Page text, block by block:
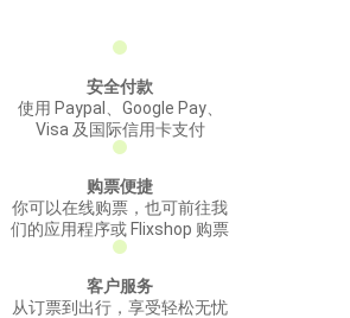
安全付款
使用 Paypal、Google Pay、
Visa 及国际信用卡支付
购票便捷
你可以在线购票，也可前往我
们的应用程序或 Flixshop 购票
客户服务
从订票到出行，享受轻松无忧